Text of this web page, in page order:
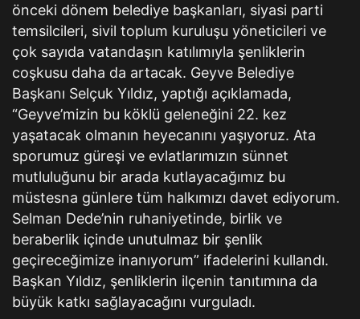
önceki dönem belediye başkanları, siyasi parti
temsilcileri, sivil toplum kuruluşu yöneticileri ve
çok sayıda vatandaşın katılımıyla şenliklerin
coşkusu daha da artacak. Geyve Belediye
Başkanı Selçuk Yıldız, yaptığı açıklamada,
“Geyve’mizin bu köklü geleneğini 22. kez
yaşatacak olmanın heyecanını yaşıyoruz. Ata
sporumuz güreşi ve evlatlarımızın sünnet
mutluluğunu bir arada kutlayacağımız bu
müstesna günlere tüm halkımızı davet ediyorum.
Selman Dede’nin ruhaniyetinde, birlik ve
beraberlik içinde unutulmaz bir şenlik
geçireceğimize inanıyorum” ifadelerini kullandı.
Başkan Yıldız, şenliklerin ilçenin tanıtımına da
büyük katkı sağlayacağını vurguladı.